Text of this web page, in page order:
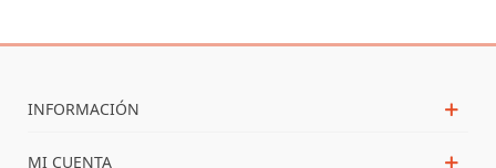
INFORMACIÓN
MI CUENTA